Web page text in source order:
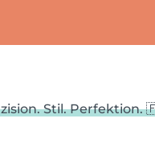
Stil. Perfektion.